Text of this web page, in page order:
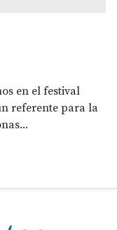
en el festival
referente para la